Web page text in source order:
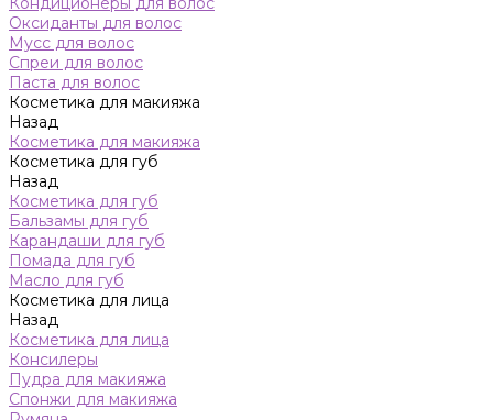
Оксиданты для волос
Мусс для волос
Спреи для волос
Паста для волос
Косметика для макияжа
Назад
Косметика для макияжа
Косметика для губ
Назад
Косметика для губ
Бальзамы для губ
Карандаши для губ
Помада для губ
Масло для губ
Косметика для лица
Назад
Косметика для лица
Консилеры
Пудра для макияжа
Спонжи для макияжа